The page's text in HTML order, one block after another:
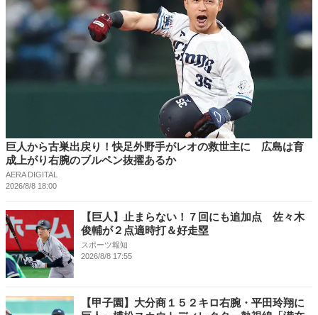
巨人から古巣出戻り！快足外野手がレオの救世主に 広島は育
成上がり右腕のブルペン抜擢あるか
AERA DIGITAL
2026/8/8 18:00
【巨人】止まらない！７回にも追加点 佐々木
俊輔が２点適時打＆好走塁
スポーツ報知
2026/8/8 17:55
【甲子園】大分商１５２キロ右腕・平田玲翔に